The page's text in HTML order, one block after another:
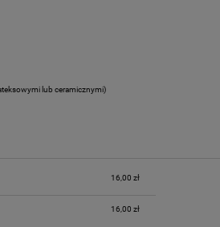
lub ceramicznymi)
16,00 zł
16,00 zł